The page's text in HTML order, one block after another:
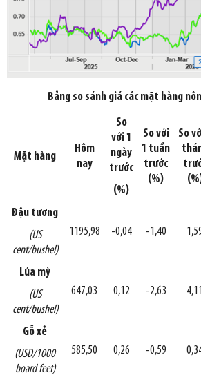
Bảng so sánh giá các mặt hàng
Mặt hàng
Hôm
nay
So
với 1
ngày
trước
(%)
So với
1 tuần
trước
(%)
So
Đậu tương
(US
cent/bushel)
1195,98 -0,04 -1,40
Lúa mỳ
(US
cent/bushel)
647,03 0,12 -2,63 4,11
Gỗ xẻ
(USD/1000
board feet)
585,50 0,26 -0,59